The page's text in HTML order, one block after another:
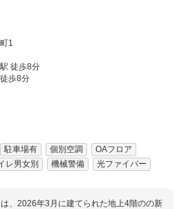
1
徒歩8分
歩8分
駐車場有 個別空調
OAフロア
レ男女別 機械警備 光ファイバー
、2026年3月に建てられた地上4階のの新